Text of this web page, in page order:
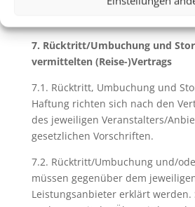
7. Rücktritt/Umbuchung und
vermittelten (Reise-)Vertrags
7.1. Rücktritt, Umbuchung und
Haftung richten sich nach den
des jeweiligen Veranstalters/
gesetzlichen Vorschriften.
7.2. Rücktritt/Umbuchung und/
müssen gegenüber dem
Leistungsanbieter erklärt werden.